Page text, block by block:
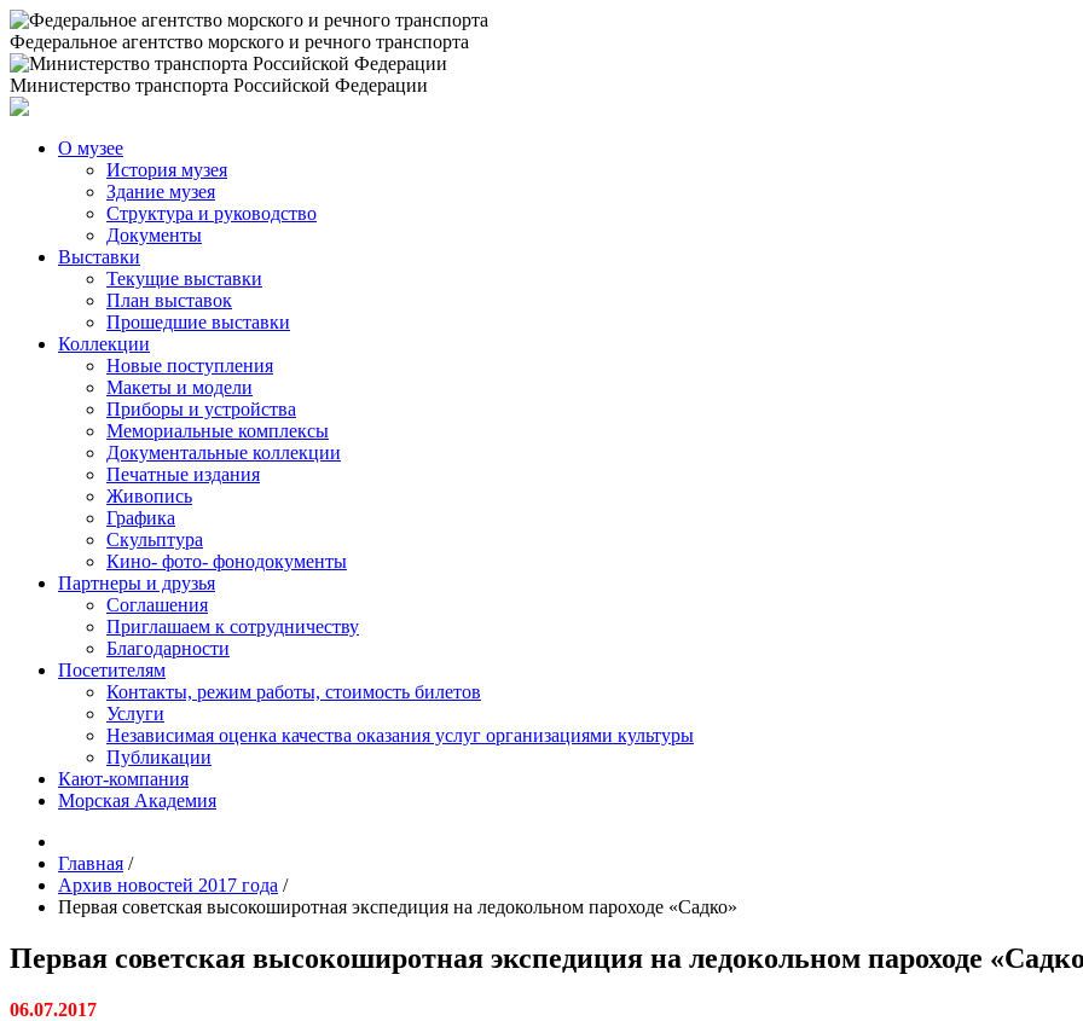
Федеральное агентство морского и речного транспорта
Министерство транспорта Российской Федерации
О музее
История музея
Здание музея
Структура и руководство
Документы
Выставки
Текущие выставки
План выставок
Прошедшие выставки
Коллекции
Новые поступления
Макеты и модели
Приборы и устройства
Мемориальные комплексы
Документальные коллекции
Печатные издания
Живопись
Графика
Скульптура
Кино- фото- фонодокументы
Партнеры и друзья
Соглашения
Приглашаем к сотрудничеству
Благодарности
Посетителям
Контакты, режим работы, стоимость билетов
Услуги
Независимая оценка качества оказания услуг организациями культуры
Публикации
Кают-компания
Морская Академия
Главная /
Архив новостей 2017 года /
Первая советская высокоширотная экспедиция на ледокольном пароходе «Садко»
Первая советская высокоширотная экспедиция на ледокольном пароходе
06.07.2017